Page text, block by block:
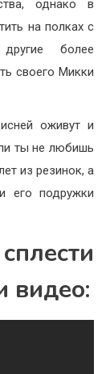
однако в
на полках с
более
своего Микки
оживут и
ты не любишь
из резинок, а
его подружки
видео: